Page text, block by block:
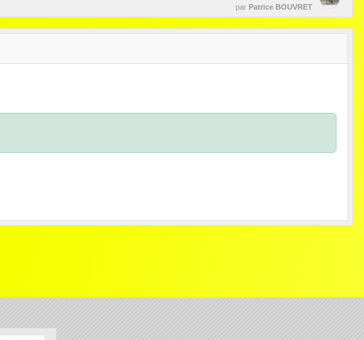
par Patrice BOUVRET